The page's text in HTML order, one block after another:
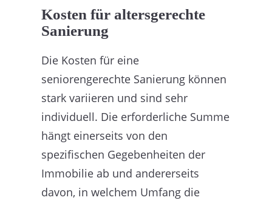
Kosten für altersgerechte
Sanierung
Die Kosten für eine
seniorengerechte Sanierung können
stark variieren und sind sehr
individuell. Die erforderliche Summe
hängt einerseits von den
spezifischen Gegebenheiten der
Immobilie ab und andererseits
davon, in welchem Umfang die